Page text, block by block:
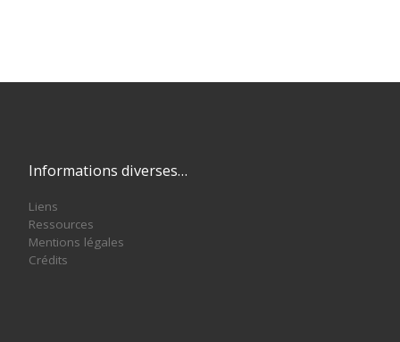
Informations diverses…
Liens
Ressources
Mentions légales
Crédits